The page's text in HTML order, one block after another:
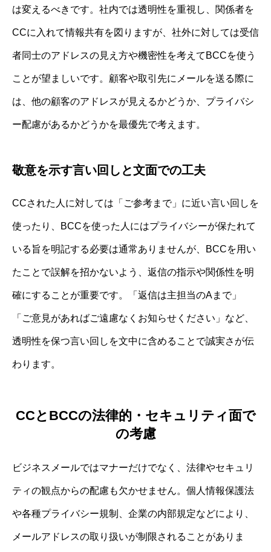
は変えるべきです。社内では透明性を重視し、関係者を
CCに入れて情報共有を図りますが、社外に対しては受信
者同士のアドレスの見え方や機密性を考えてBCCを使う
ことが望ましいです。顧客や取引先にメールを送る際に
は、他の顧客のアドレスが見えるかどうか、プライバシ
ー配慮があるかどうかを最優先で考えます。
敬意を示す言い回しと文面での工夫
CCされた人に対しては「ご参考まで」に近い言い回しを
使ったり、BCCを使った人にはプライバシーが保たれて
いる旨を明記する必要は通常ありませんが、BCCを用い
たことで誤解を招かないよう、返信の指示や関係性を明
確にすることが重要です。「返信は主担当のAまで」
「ご意見があればご遠慮なくお知らせください」など、
透明性を保つ言い回しを文中に含めることで誠実さが伝
わります。
CCとBCCの法律的・セキュリティ面で
の考慮
ビジネスメールではマナーだけでなく、法律やセキュリ
ティの観点からの配慮も欠かせません。個人情報保護法
や各種プライバシー規制、企業の内部規定などにより、
メールアドレスの取り扱いが制限されることがありま